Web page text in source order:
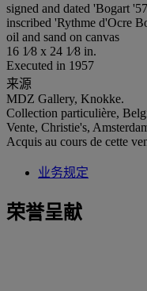
signed and dated 'Bogart
inscribed 'Rythme d'Ocre
oil and sand on canvas
16 1⁄8 x 24 1⁄8 in.
Executed in 1957
来源
MDZ Gallery, Knokke.
Collection particulière,
Vente, Christie's,
Acquis au cours de cette
业务规定
荣誉呈献